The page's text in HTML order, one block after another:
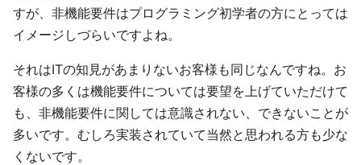
すが、非機能要件はプログラミング初学者の方にとっては
イメージしづらいですよね。
それはITの知見があまりないお客様も同じなんですね。お
客様の多くは機能要件については要望を上げていただけて
も、非機能要件に関しては意識されない、できないことが
多いです。むしろ実装されていて当然と思われる方も少な
くないです。